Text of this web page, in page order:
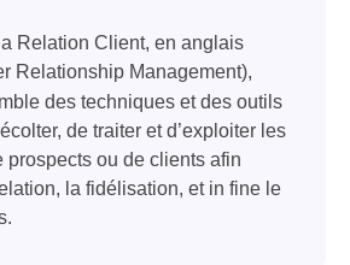
Relation Client, en anglais
Relationship Management),
des techniques et des outils
de traiter et d’exploiter les
prospects ou de clients afin
la fidélisation, et in fine le